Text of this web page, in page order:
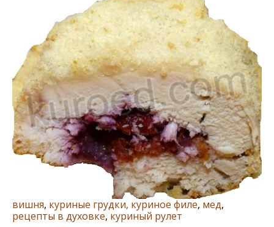
вишня, куриные грудки, куриное филе, мед,
рецепты в духовке, куриный рулет